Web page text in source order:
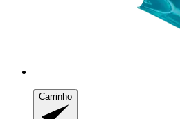
Carrinho